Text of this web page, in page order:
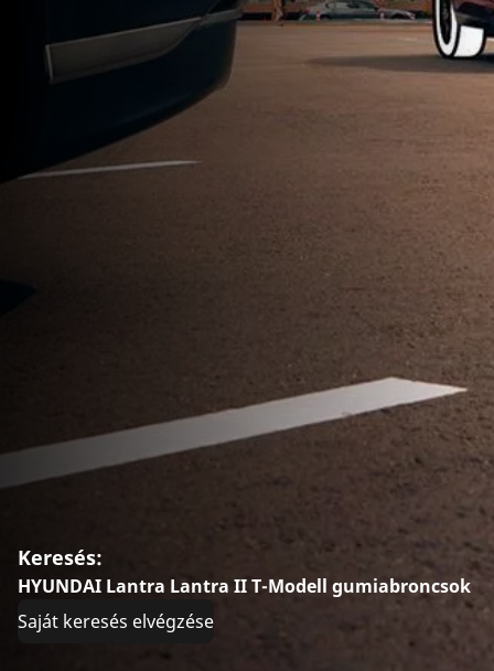
Keresés:
HYUNDAI Lantra Lantra II T-Modell gumiabroncsok
Saját keresés elvégzése